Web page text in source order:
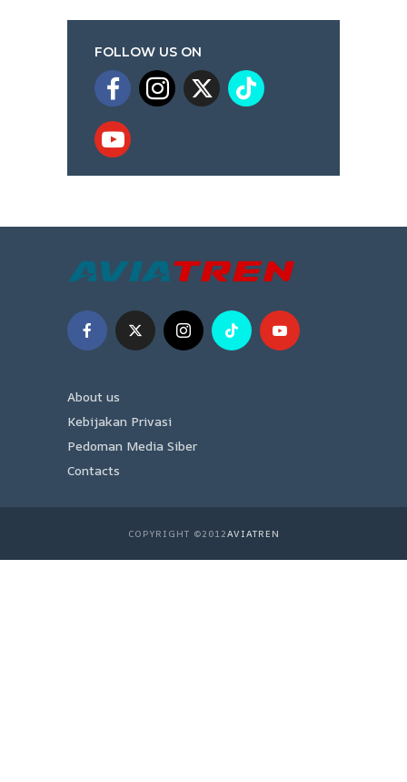
FOLLOW US ON
About us
Kebijakan Privasi
Pedoman Media Siber
Contacts
COPYRIGHT ©2012AVIATREN